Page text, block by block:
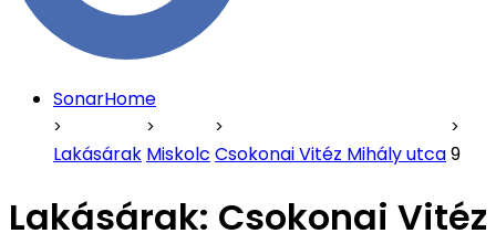
SonarHome
Lakásárak Miskolc Csokonai Vitéz Mihály utca9
Lakásárak: Csokonai Vitéz